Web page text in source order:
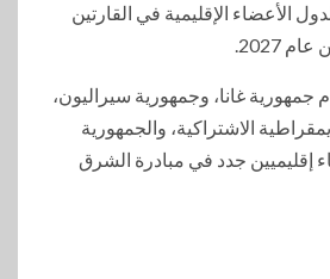
الأعضاء الإقليمية في القارتين
2027.
جمهورية غانا، وجمهورية سيراليون،
الاشتراكية، والجمهورية
إقليميين جدد في مبادرة الشرق